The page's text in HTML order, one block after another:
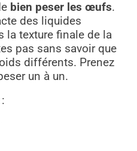
bien peser les œufs.
des liquides
la texture finale de la
pas sans savoir que
différents. Prenez
un à un.